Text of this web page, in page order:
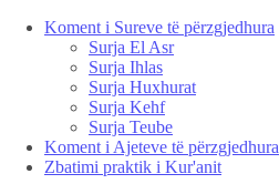
Koment i Sureve të përzgjedhura
Surja El Asr
Surja Ihlas
Surja Huxhurat
Surja Kehf
Surja Teube
Koment i Ajeteve të përzgjedhura
Zbatimi praktik i Kur'anit